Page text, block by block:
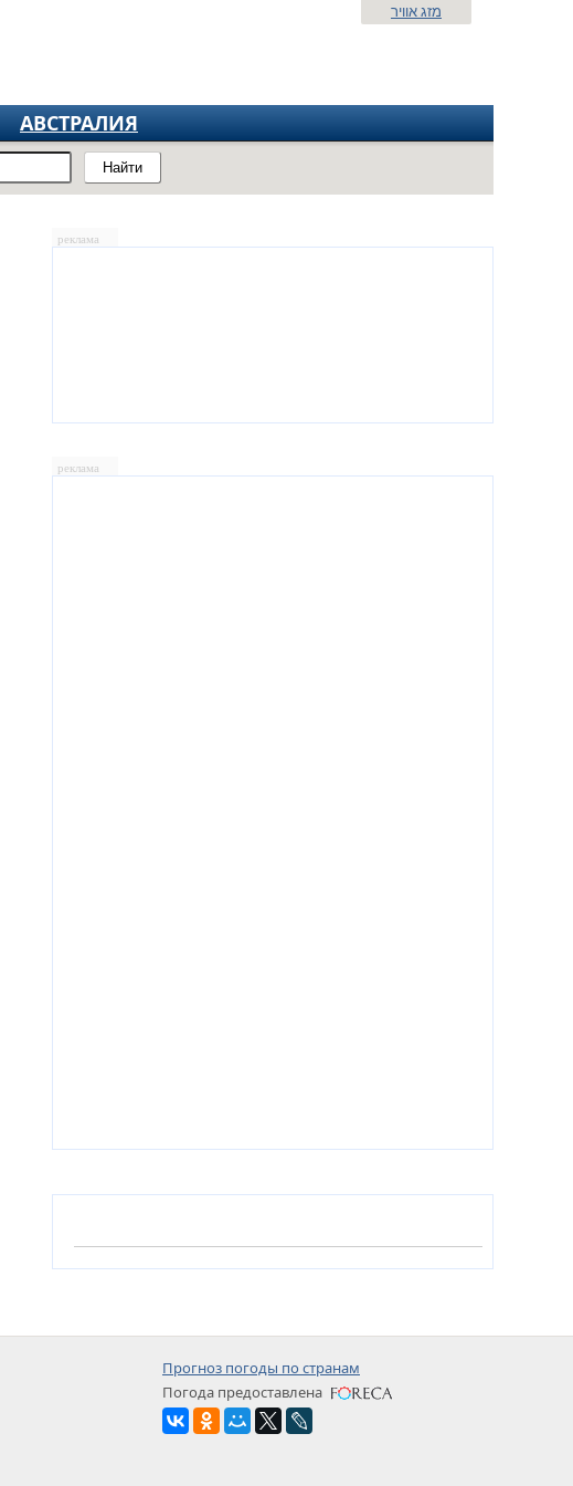
Найти
מזג אוויר
АВСТРАЛИЯ
реклама
реклама
Прогноз погоды по странам
Погода предоставлена